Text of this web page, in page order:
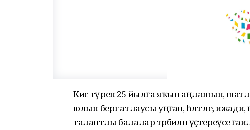
Кисә түренә 25 йылға яҡын аңлашып,
юлын бергә атлаусы уңған, һәләтле, ижади,
талантлы балалар тәрбиәләп үҫтереүсе